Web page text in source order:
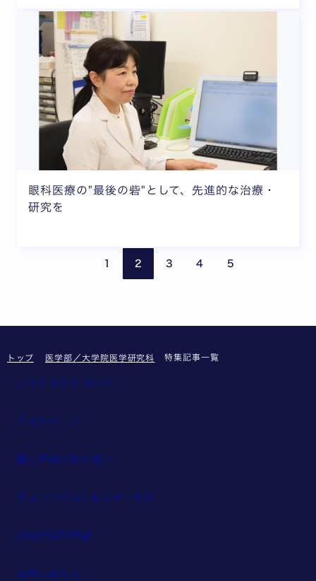
眼科医療の"最後の砦"として、先進的な治療・
研究を
1 2 3 4 5
トップ 医学部／大学院医学研究科 特集記事一覧
このサイトについて
サイトマップ
個人情報の取り扱い
ウェブアクセシビリティ方針
教職員採用情報
お問い合わせ